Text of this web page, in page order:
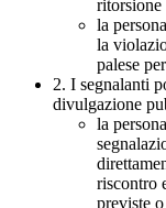
ritorsione
la
la
palese
2. I segnalanti
divulgazione
la
riscontro
previste